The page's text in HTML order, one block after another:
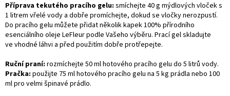
Příprava tekutého pracího gelu: smíchejte 40 g mýdlových vloček s
1 litrem vřelé vody a dobře promíchejte, dokud se vločky nerozpustí.
Do pracího gelu můžete přidat několik kapek 100% přírodního
esenciálního oleje LeFleur podle Vašeho výběru. Prací gel skladujte
ve vhodné láhvi a před použitím dobře protřepejte.
Ruční praní: rozmíchejte 50 ml hotového pracího gelu do 5 litrů vody.
Pračka: použijte 75 ml hotového pracího gelu na 5 kg prádla nebo 100
ml pro velmi špinavé prádlo.